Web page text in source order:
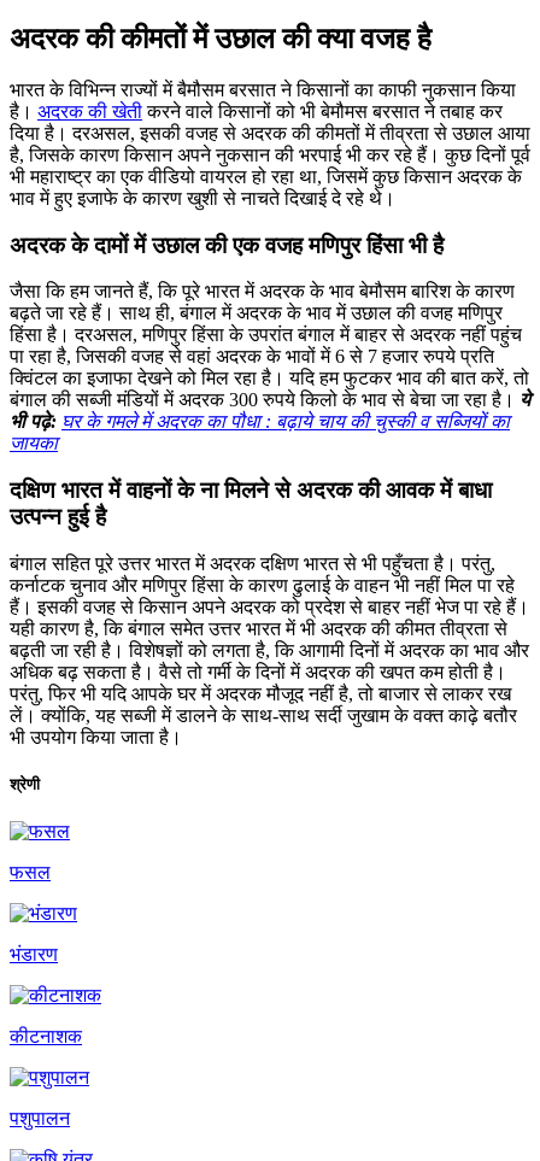
अदरक की कीमतों में उछाल की क्या वजह है
भारत के विभिन्न राज्यों में बैमौसम बरसात ने किसानों का काफी नुकसान किया
है। अदरक की खेतीकरने वाले किसानों को भी बेमौमस बरसात ने तबाह कर
दिया है। दरअसल, इसकी वजह से अदरक की कीमतों में तीव्रता से उछाल आया
है, जिसके कारण किसान अपने नुकसान की भरपाई भी कर रहे हैं। कुछ दिनों पूर्व
भी महाराष्ट्र का एक वीडियो वायरल हो रहा था, जिसमें कुछ किसान अदरक के
भाव में हुए इजाफे के कारण खुशी से नाचते दिखाई दे रहे थे।
अदरक के दामों में उछाल की एक वजह मणिपुर हिंसा भी है
जैसा कि हम जानते हैं, कि पूरे भारत में अदरक के भाव बेमौसम बारिश के कारण
बढ़ते जा रहे हैं। साथ ही, बंगाल में अदरक के भाव में उछाल की वजह मणिपुर
हिंसा है। दरअसल, मणिपुर हिंसा के उपरांत बंगाल में बाहर से अदरक नहीं पहुंच
पा रहा है, जिसकी वजह से वहां अदरक के भावों में 6 से 7 हजार रुपये प्रति
क्विंटल का इजाफा देखने को मिल रहा है। यदि हम फुटकर भाव की बात करें, तो
बंगाल की सब्जी मंडियों में अदरक 300 रुपये किलो के भाव से बेचा जा रहा है। ये
भी पढ़े: घर के गमले में अदरक का पौधा : बढ़ाये चाय की चुस्की व सब्जियों का
जायका
दक्षिण भारत में वाहनों के ना मिलने से अदरक की आवक में बाधा
उत्पन्न हुई है
बंगाल सहित पूरे उत्तर भारत में अदरक दक्षिण भारत से भी पहुँचता है। परंतु,
कर्नाटक चुनाव और मणिपुर हिंसा के कारण ढुलाई के वाहन भी नहीं मिल पा रहे
हैं। इसकी वजह से किसान अपने अदरक को प्रदेश से बाहर नहीं भेज पा रहे हैं।
यही कारण है, कि बंगाल समेत उत्तर भारत में भी अदरक की कीमत तीव्रता से
बढ़ती जा रही है। विशेषज्ञों को लगता है, कि आगामी दिनों में अदरक का भाव और
अधिक बढ़ सकता है। वैसे तो गर्मी के दिनों में अदरक की खपत कम होती है।
परंतु, फिर भी यदि आपके घर में अदरक मौजूद नहीं है, तो बाजार से लाकर रख
लें। क्योंकि, यह सब्जी में डालने के साथ-साथ सर्दी जुखाम के वक्त काढ़े बतौर
भी उपयोग किया जाता है।
श्रेणी
फसल
भंडारण
कीटनाशक
पशुपालन